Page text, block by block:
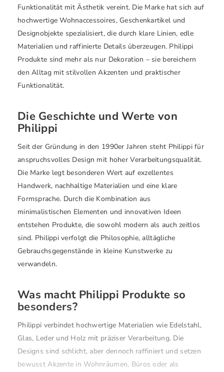
Funktionalität mit Ästhetik vereint. Die Marke hat sich auf
hochwertige Wohnaccessoires, Geschenkartikel und
Designobjekte spezialisiert, die durch klare Linien, edle
Materialien und raffinierte Details überzeugen. Philippi
Produkte sind mehr als nur Dekoration – sie bereichern
den Alltag mit stilvollen Akzenten und praktischer
Funktionalität.
Die Geschichte und Werte von
Philippi
Seit der Gründung in den 1990er Jahren steht Philippi für
anspruchsvolles Design mit hoher Verarbeitungsqualität.
Die Marke legt besonderen Wert auf exzellentes
Handwerk, nachhaltige Materialien und eine klare
Formsprache. Durch die Kombination aus
minimalistischen Elementen und innovativen Ideen
entstehen Produkte, die sowohl modern als auch zeitlos
sind. Philippi verfolgt die Philosophie, alltägliche
Gebrauchsgegenstände in kleine Kunstwerke zu
verwandeln.
Was macht Philippi Produkte so
besonders?
Philippi verbindet hochwertige Materialien wie Edelstahl,
Glas, Leder und Holz mit präziser Verarbeitung. Die
Designs sind schlicht, aber dennoch raffiniert und setzen
bewusst Akzente in Wohnräumen, Büros oder als